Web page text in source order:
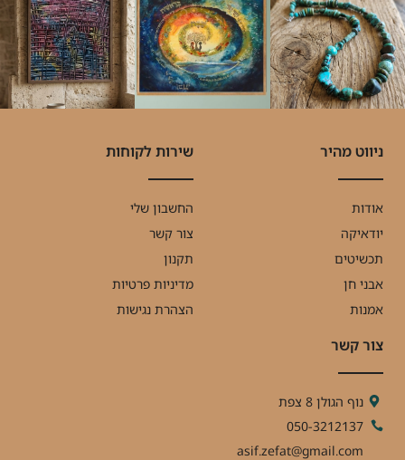
ניווט מהיר
אודות
יודאיקה
תכשיטים
אבני חן
אמנות
שירות לקוחות
החשבון שלי
צור קשר
תקנון
מדיניות פרטיות
הצהרת נגישות
צור קשר
נוף הגולן 8 צפת
050-3212137
asif.zefat@gmail.com